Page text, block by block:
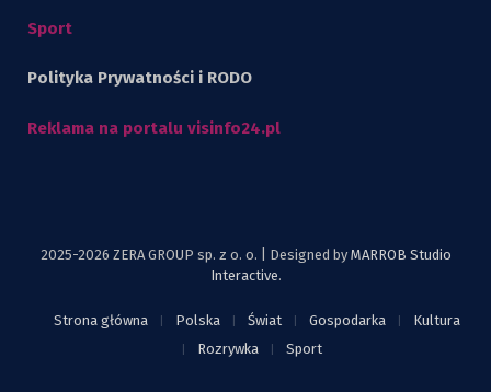
Sport
Polityka Prywatności i RODO
Reklama na portalu visinfo24.pl
2025-2026 ZERA GROUP sp. z o. o. | Designed by MARROB Studio
Interactive.
Strona główna Polska Świat Gospodarka
Kultura
Rozrywka
Sport